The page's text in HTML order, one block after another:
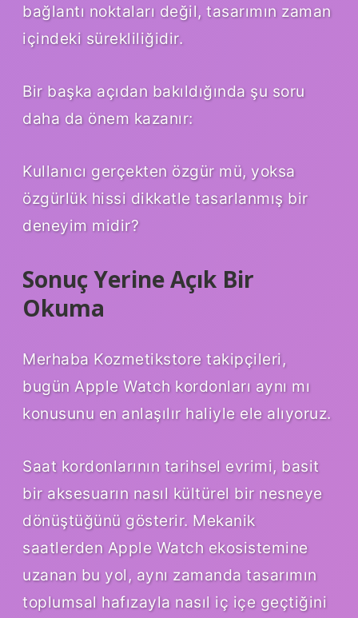
bağlantı noktaları değil, tasarımın zaman
içindeki sürekliliğidir.
Bir başka açıdan bakıldığında şu soru
daha da önem kazanır:
Kullanıcı gerçekten özgür mü, yoksa
özgürlük hissi dikkatle tasarlanmış bir
deneyim midir?
Sonuç Yerine Açık Bir
Okuma
Merhaba Kozmetikstore takipçileri,
bugün Apple Watch kordonları aynı mı
konusunu en anlaşılır haliyle ele alıyoruz.
Saat kordonlarının tarihsel evrimi, basit
bir aksesuarın nasıl kültürel bir nesneye
dönüştüğünü gösterir. Mekanik
saatlerden Apple Watch ekosistemine
uzanan bu yol, aynı zamanda tasarımın
toplumsal hafızayla nasıl iç içe geçtiğini